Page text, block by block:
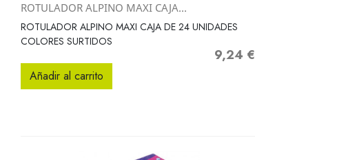
Vista rápida
ROTULADOR ALPINO MAXI CAJA...
ROTULADOR ALPINO MAXI CAJA DE 24 UNIDADES
COLORES SURTIDOS
Precio
9,24 €
Añadir al carrito